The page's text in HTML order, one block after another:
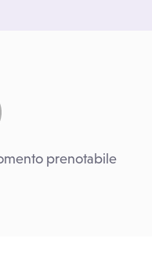
prenotabile